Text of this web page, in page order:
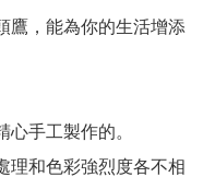
鷹，能為你的生活增添
手工製作的。
理和色彩強烈度各不相